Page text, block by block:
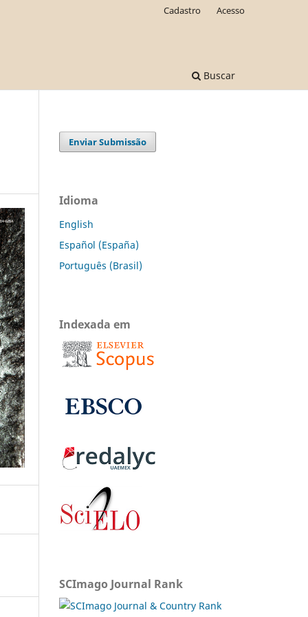
Buscar
Cadastro Acesso
Enviar Submissão
Idioma
English
Español (España)
Português (Brasil)
Indexada em
SCImago Journal Rank